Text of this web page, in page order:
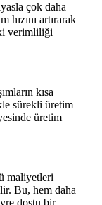
çok daha
hızını artırarak
verimliliği
kısa
sürekli üretim
üretim
maliyetleri
Bu, hem daha
dostu bir